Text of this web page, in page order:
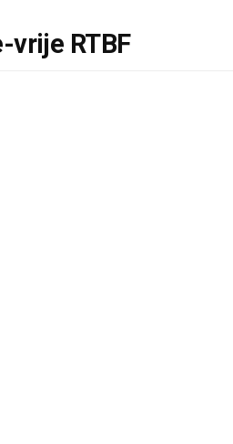
vrije RTBF